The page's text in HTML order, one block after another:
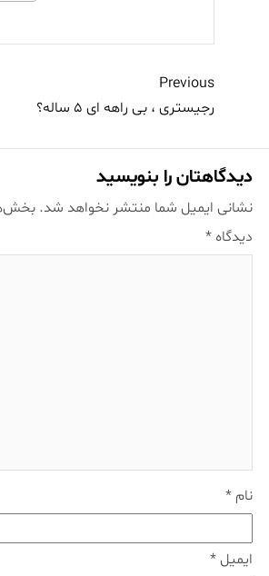
Previous
رجیستری ، بی راهه ای ۵ ساله؟
دیدگاهتان را بنویسید
نشانی ایمیل شما منتشر نخواهد شد.
دیدگاه *
نام *
ایمیل *